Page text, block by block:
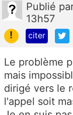
Publié
13h57
!
citer
Le problème
mais
dirigé vers le
l'appel soit